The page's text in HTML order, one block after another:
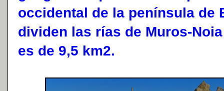
occidental de la península de
dividen las rías de Muros-
es de 9,5 km2.